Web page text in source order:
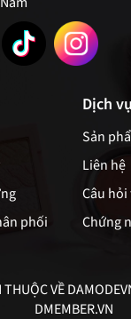
phối
Dịch
Sản
Liên hệ
Câu
Chứng
VỀ
DMEMBER.VN